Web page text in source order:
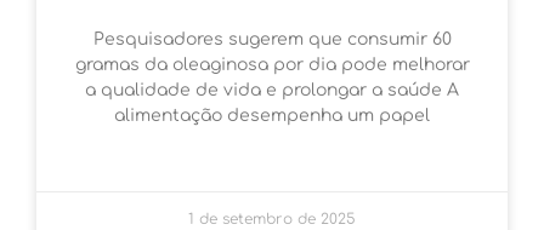
Pesquisadores sugerem que consumir 60
gramas da oleaginosa por dia pode melhorar
a qualidade de vida e prolongar a saúde A
alimentação desempenha um papel
1 de setembro de 2025